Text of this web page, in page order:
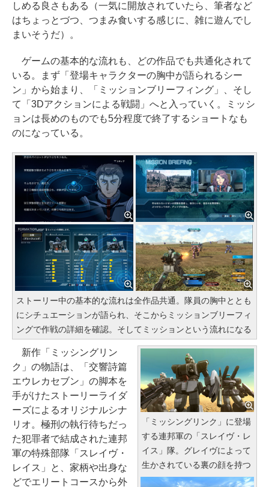
しめる良さもある（一気に開放されていたら、筆者など
はちょっとづつ、つまみ食いする感じに、雑に遊んでし
まいそうだ）。
ゲームの基本的な流れも、どの作品でも共通化されて
いる。まず「登場キャラクターの胸中が語られるシー
ン」から始まり、「ミッションブリーフィング」、そし
て「3Dアクションによる戦闘」へと入っていく。ミッシ
ョンは長めのものでも5分程度で終了するショートなも
のになっている。
ストーリー中の基本的な流れは全作品共通。隊員の胸中ととも
にシチュエーションが語られ、そこからミッションブリーフィ
ングで作戦の詳細を確認。そしてミッションという流れになる
「ミッシングリンク」に登場
する連邦軍の「スレイヴ・レ
イス」隊。グレイヴによって
生かされている裏の顔を持つ
新作「ミッシングリン
ク」の物語は、「交響詩篇
エウレカセブン」の脚本を
手がけたストーリーライダ
ーズによるオリジナルシナ
リオ。極刑の執行待ちだっ
た犯罪者で結成された連邦
軍の特殊部隊「スレイヴ・
レイス」と、家柄や出身な
どでエリートコースから外